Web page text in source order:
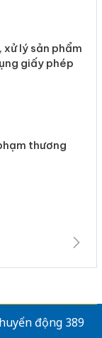
lý sản phẩm
giấy phép
thương
động 389